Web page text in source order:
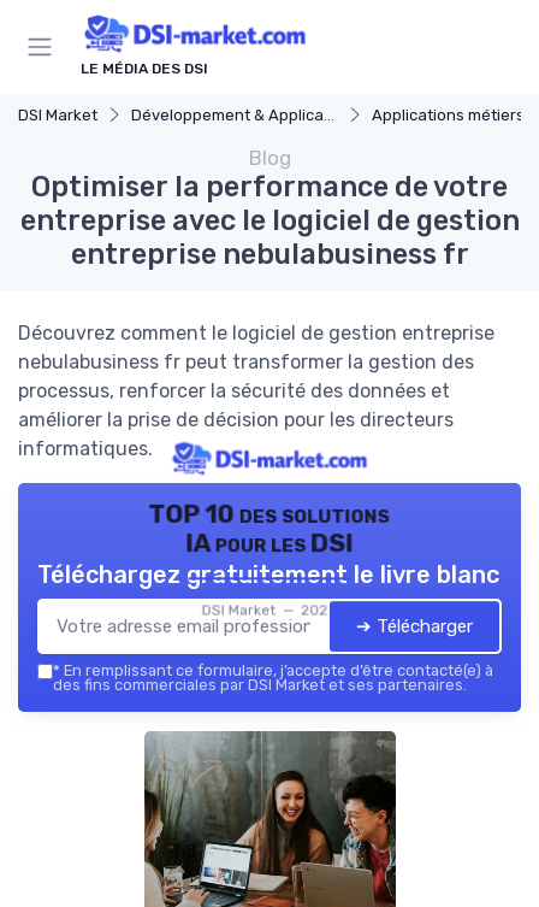
LE MÉDIA DES DSI
DSI Market Développement & Applications Applications métiers
Blog
Optimiser la performance de votre
entreprise avec le logiciel de gestion
entreprise nebulabusiness fr
Découvrez comment le logiciel de gestion entreprise
nebulabusiness fr peut transformer la gestion des
processus, renforcer la sécurité des données et
améliorer la prise de décision pour les directeurs
informatiques.
TOP 10 des solutions
IA pour les DSI
DSI Market — 2026
Téléchargez gratuitement le livre blanc
➔ Télécharger
* En remplissant ce formulaire, j’accepte d’être contacté(e) à
des fins commerciales par DSI Market et ses partenaires.
Panneau de gestion des cookies